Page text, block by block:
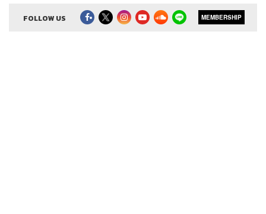
ผ่านแอปพลิเคชันต่างๆ ที่คุณสะดวก
FOLLOW US MEMBERSHIP